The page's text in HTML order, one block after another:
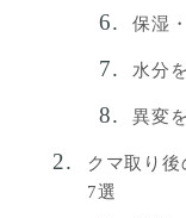
保湿
水分
異変
クマ取り
7選